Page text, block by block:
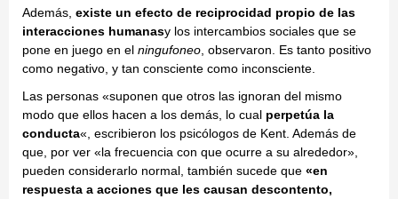
Además, existe un efecto de reciprocidad propio de las
interacciones humanasy los intercambios sociales que se
pone en juego en el ningufoneo , observaron. Es tanto positivo
como negativo, y tan consciente como inconsciente.
Las personas «suponen que otros las ignoran del mismo
modo que ellos hacen a los demás, lo cual perpetúa la
conducta«, escribieron los psicólogos de Kent. Además de
que, por ver «la frecuencia con que ocurre a su alrededor»,
pueden considerarlo normal, también sucede que «en
respuesta a acciones que les causan descontento,